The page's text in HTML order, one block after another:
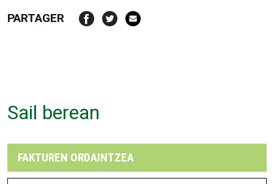
PARTAGER
Sail berean
FAKTUREN ORDAINTZEA